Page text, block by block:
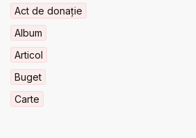
Act de donație
Album
Articol
Buget
Carte